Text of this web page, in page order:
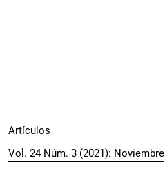
Artículos
Vol. 24 Núm. 3 (2021): Noviembre